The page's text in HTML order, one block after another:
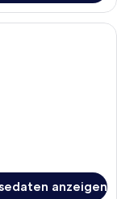
kostenloses WLAN,
anzeigen